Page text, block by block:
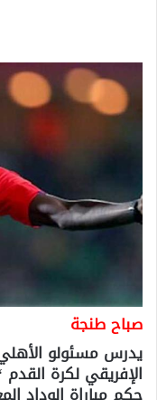
صباح طنجة
يدرس مسئولو
الإفريقي لكرة